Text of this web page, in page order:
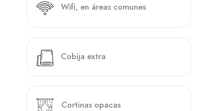
Wifi, en áreas comunes
Cobija extra
Cortinas opacas